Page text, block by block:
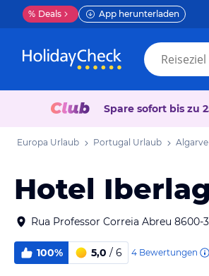
% Deals App herunterladen
Spare sofort bis zu
Europa Urlaub Portugal Urlaub
Hotel
Rua Professor Correia Abreu 8600-
100% 5,0 / 6 4 Bewertungen